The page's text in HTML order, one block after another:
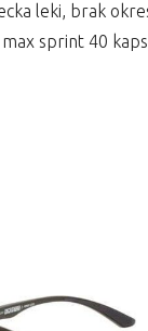
leki, brak
sprint 40